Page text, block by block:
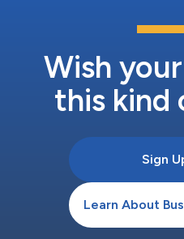
Wish
this kind
Sign
Learn About